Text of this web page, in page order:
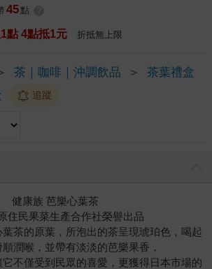
45 點
點 4點抵1元 折抵無上限
茶｜咖啡｜沖調飲品 ＞
茶葉禮盒
追蹤
健康族 芭樂心葉茶
住民果菜生產合作社榮譽出品
茶的原葉，所泡出的茶呈現琥珀色，喝起
潤喉，並帶有淡淡的芭樂果香，
不僅受到民眾的喜愛，更獲得日本市場的